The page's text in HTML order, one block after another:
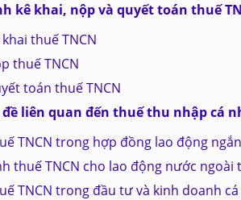
kê khai, nộp và quyết toán thuế
khai thuế TNCN
thuế TNCN
toán thuế TNCN
đề liên quan đến thuế thu nhập cá
TNCN trong hợp đồng lao động
thuế TNCN cho lao động nước ngoài
TNCN trong đầu tư và kinh doanh